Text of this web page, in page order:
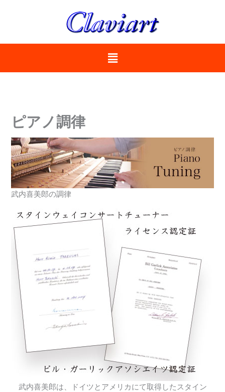
ス
メ
ニ
ュ
ピアノ調律
武内喜美郎の調律
武内喜美郎は、ドイツとアメリカにて取得したスタイン